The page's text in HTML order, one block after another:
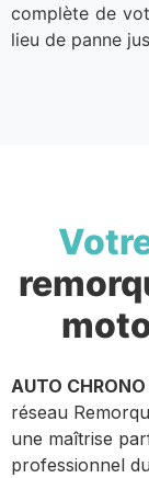
complète de
lieu de panne
AUTO
réseau
une maîtrise
professionnel